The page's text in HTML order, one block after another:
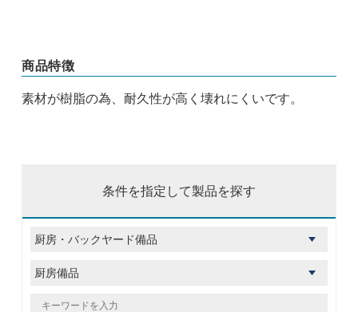
商品特徴
素材が樹脂の為、耐久性が高く壊れにくいです。
条件を指定して製品を探す